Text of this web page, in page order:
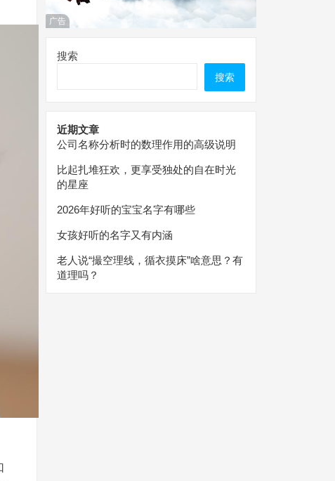
广告
搜索
搜索
近期文章
公司名称分析时的数理作用的高级说明
比起扎堆狂欢，更享受独处的自在时光
的星座
2026年好听的宝宝名字有哪些
女孩好听的名字又有内涵
老人说“撮空理线，循衣摸床”啥意思？有
道理吗？